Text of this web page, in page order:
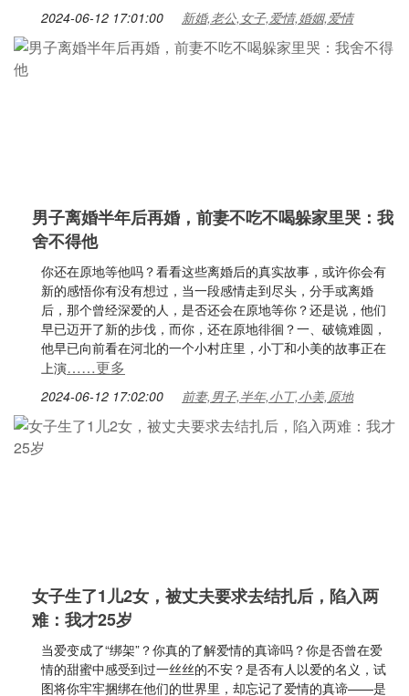
2024-06-12 17:01:00 新婚,老公,女子,爱情,婚姻,爱情
男子离婚半年后再婚，前妻不吃不喝躲家里哭：我
舍不得他
你还在原地等他吗？看看这些离婚后的真实故事，或许你会有
新的感悟你有没有想过，当一段感情走到尽头，分手或离婚
后，那个曾经深爱的人，是否还会在原地等你？还是说，他们
早已迈开了新的步伐，而你，还在原地徘徊？一、破镜难圆，
他早已向前看在河北的一个小村庄里，小丁和小美的故事正在
上演……更多
2024-06-12 17:02:00 前妻,男子,半年,小丁,小美,原地
女子生了1儿2女，被丈夫要求去结扎后，陷入两
难：我才25岁
当爱变成了“绑架”？你真的了解爱情的真谛吗？你是否曾在爱
情的甜蜜中感受到过一丝丝的不安？是否有人以爱的名义，试
图将你牢牢捆绑在他们的世界里，却忘记了爱情的真谛——是